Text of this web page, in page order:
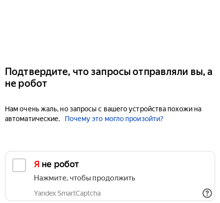
Подтвердите, что запросы отправляли вы, а
не робот
Нам очень жаль, но запросы с вашего устройства похожи на
автоматические.
Почему это могло произойти?
Я не робот
Нажмите, чтобы продолжить
Yandex SmartCaptcha